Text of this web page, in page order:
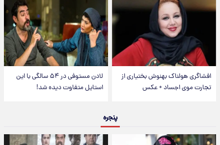
افشاگری هولناک بهنوش بختیاری از
تجارت موی اجساد + عکس
لادن مستوفی در ۵۴ سالگی با این
استایل متفاوت دیده شد!
پنجره